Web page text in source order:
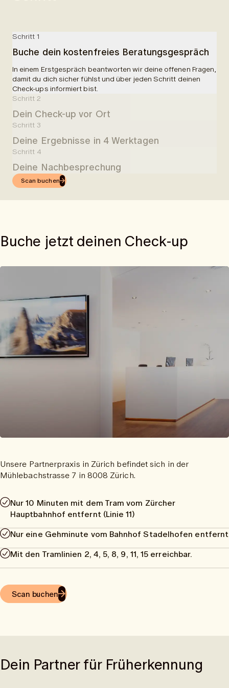
Schritt 1
Buche dein kostenfreies Beratungsgespräch
In einem Erstgespräch beantworten wir deine offenen Fragen,
damit du dich sicher fühlst und über jeden Schritt deinen
Check-ups informiert bist.
Schritt 2
Dein Check-up vor Ort
Untersuchungen aufgeklärt. Dir wird Blut abgenommen und es
erfolgt ein 50-minütiger MRI-Scan. Ingesamt planen wir 90
Schritt 3
Deine Ergebnisse in 4 Werktagen
verständliche Ergebnisse in der App.
Schritt 4
Deine Nachbesprechung
Nachdem du die Ergebnisse per App erhalten hast, kannst du
Scan buchen
Buche jetzt deinen Check-up
Unsere Partnerpraxis in Zürich befindet sich in der
Mühlebachstrasse 7 in 8008 Zürich.
Nur 10 Minuten mit dem Tram vom Zürcher
Hauptbahnhof entfernt (Linie 11)
Nur eine Gehminute vom Bahnhof Stadelhofen entfernt
Mit den Tramlinien 2, 4, 5, 8, 9, 11, 15 erreichbar.
Scan buchen
Dein Partner für Früherkennung